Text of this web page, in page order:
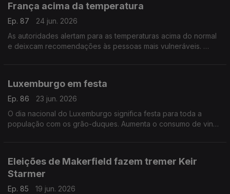
França acima da temperatura
Ep. 87
24 jun. 2026
As autoridades alertam para as temperaturas acima do normal
e deixcam recomendações às pessoas mais vulneráveis.
Luxemburgo em festa
Ep. 86
23 jun. 2026
O dia nacional do Luxemburgo significa festa para toda a
população com os grão-duques. Aumenta o consumo de vinho
Eleições de Makerfield fazem tremer Keir
Starmer
Ep. 85
19 jun. 2026